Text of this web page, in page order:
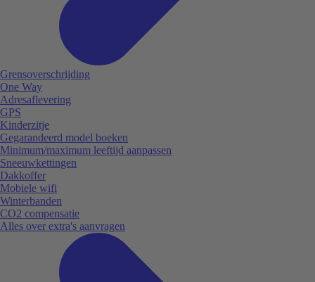
Grensoverschrijding
One Way
Adresaflevering
GPS
Kinderzitje
Gegarandeerd model boeken
Minimum/maximum leeftijd aanpassen
Sneeuwkettingen
Dakkoffer
Mobiele wifi
Winterbanden
CO2 compensatie
Alles over extra's aanvragen